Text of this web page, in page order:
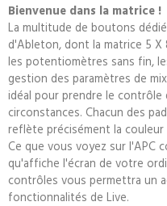
Bienvenue dans la matrice !
La multitude de boutons
d'Ableton, dont la matrice 5
les potentiomètres sans fin,
gestion des paramètres de
idéal pour prendre le
circonstances. Chacun des
reflète précisément la couleur
Ce que vous voyez sur l'APC
qu'affiche l'écran de votre
contrôles vous permettra un
fonctionnalités de Live.